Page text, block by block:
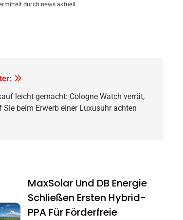
durch news aktuell
leicht gemacht: Cologne Watch verrät,
Sie beim Erwerb einer Luxusuhr achten
MaxSolar Und DB Energie
Schließen Ersten Hybrid-
PPA Für Förderfreie